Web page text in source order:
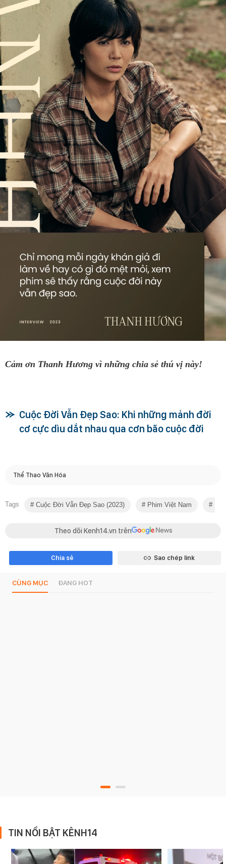
Cảm ơn Thanh Hương vì những chia sẻ thú vị này!
Cuộc Đời Vẫn Đẹp Sao: Khi những mảnh đời
cơ cực dìu dắt nhau qua cơn bão cuộc đời
Thể Thao Văn Hóa
Tags Cuộc Đời Vẫn Đẹp Sao (2023) Phim Việt Nam
Theo dõi Kenh14.vn trên
Chia sẻ Sao chép link
CÙNG MỤC ĐANG HOT
TIN NỔI BẬT KÊNH14